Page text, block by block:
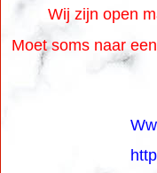
Wij zijn open
Moet soms naar